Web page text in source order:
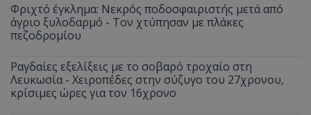
Φριχτό έγκλημα: Νεκρός ποδοσφαιριστής μετά από
άγριο ξυλοδαρμό - Τον χτύπησαν με πλάκες
πεζοδρομίου
Ραγδαίες εξελίξεις με το σοβαρό τροχαίο στη
Λευκωσία - Χειροπέδες στην σύζυγο του 27χρονου,
κρίσιμες ώρες για τον 16χρονο